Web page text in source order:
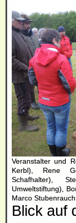
Veranstalter und
Kerbl), Rene
Schafhalter),
Umweltstiftung),
Marco
Blick auf